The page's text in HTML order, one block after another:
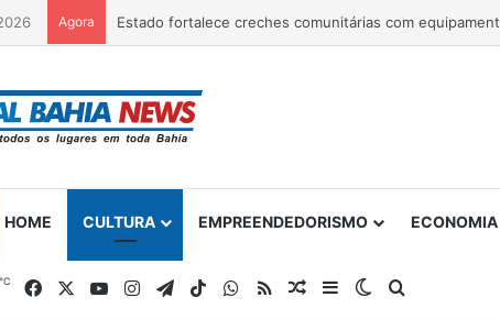
Agora
HOME CULTURA EMPREENDEDORISMO ECONOMIA
℃ FacebookYouTubeInstagram
TelegramTikTokWhatsApp
RSSArtigo Aleatório
Barra Lateral
Switch skin
Procurar por